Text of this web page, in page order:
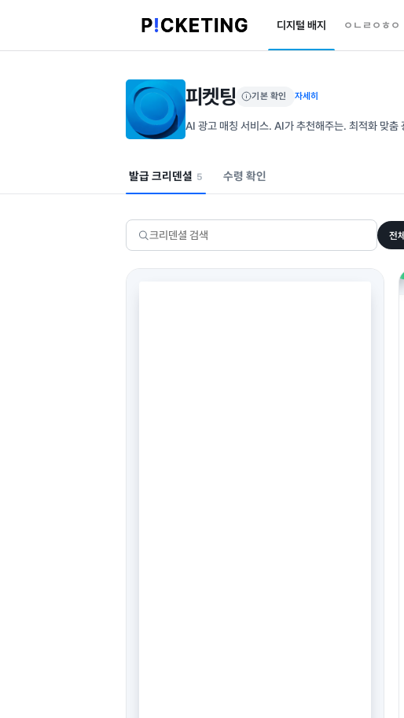
디지털 배지 ㅇㄴㄹㅇㅎㅇ
피켓팅 기본 확인 자세히
AI 광고 매칭 서비스. AI가 추천해주는. 최적화 맞
발급 크리덴셜 5 수령 확인
전